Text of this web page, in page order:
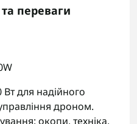
переваги
Вт для надійного
дроном.
окопи, техніка,